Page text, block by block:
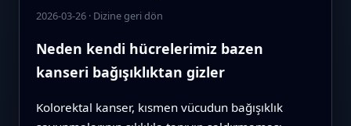
2026-03-26· Dizine geri dön
Neden kendi hücrelerimiz bazen
kanseri bağışıklıktan gizler
Kolorektal kanser, kısmen vücudun bağışıklık